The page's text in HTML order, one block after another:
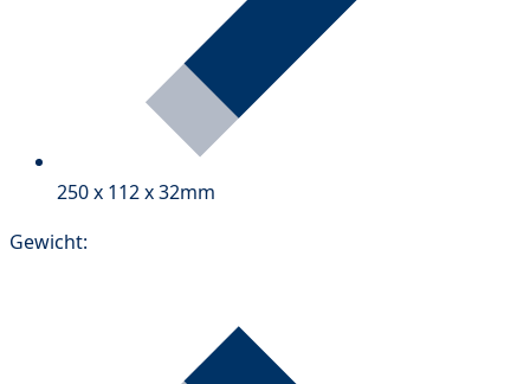
250 x 112 x 32mm
Gewicht: